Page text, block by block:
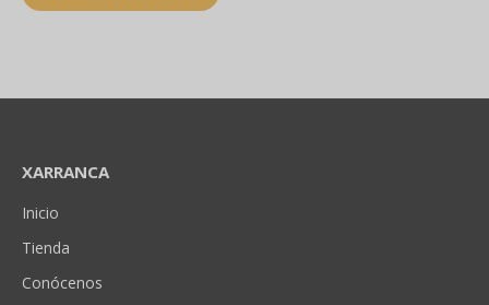
XARRANCA
Inicio
Tienda
Conócenos